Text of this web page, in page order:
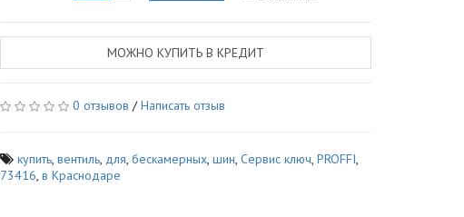
МОЖНО КУПИТЬ В КРЕДИТ
0 отзывов /Написать отзыв
купить,вентиль, для,бескамерных,шин,Сервис ключ,PROFFI,
73416,в Краснодаре